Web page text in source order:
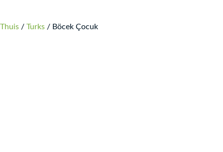
Thuis / Turks / Böcek Çocuk